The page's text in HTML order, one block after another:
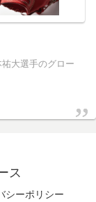
祐大選手のグロー
ス
シーポリシー